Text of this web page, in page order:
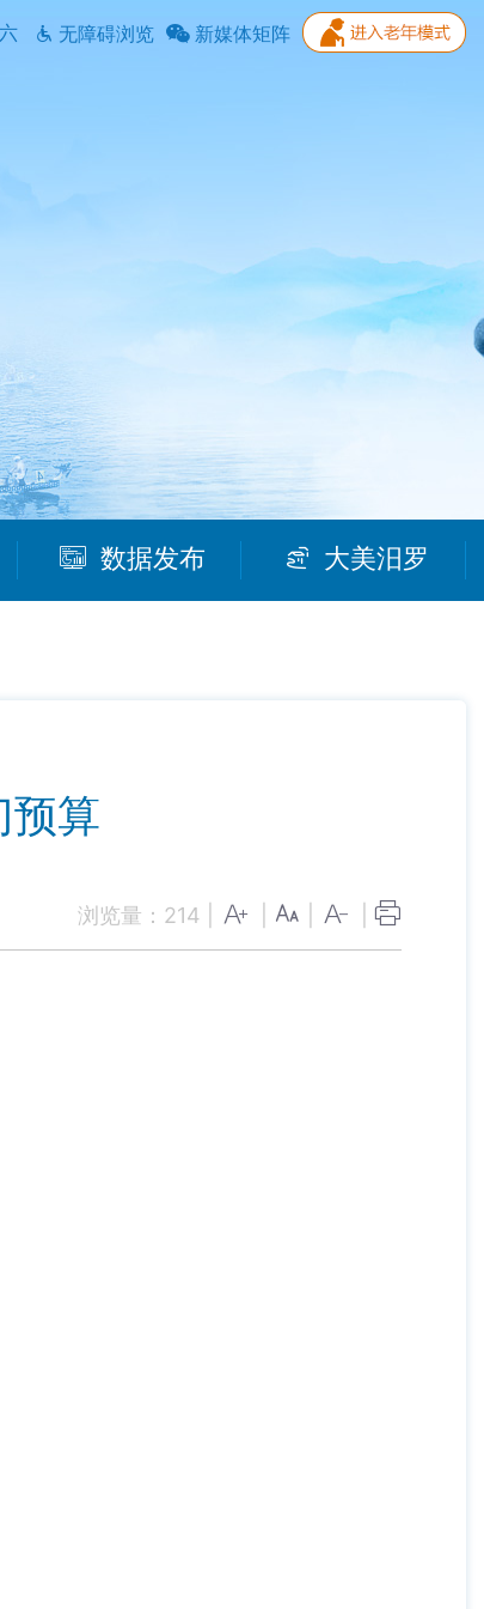
无障碍浏览 新媒体矩阵
数据发布 大美汨罗
预算
浏览量： 214